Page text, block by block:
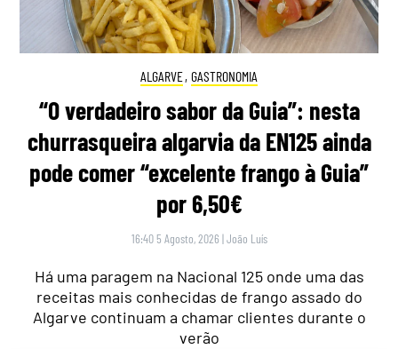
ALGARVE, GASTRONOMIA
“O verdadeiro sabor da Guia”: nesta
churrasqueira algarvia da EN125 ainda
pode comer “excelente frango à Guia”
por 6,50€
16:40 5 Agosto, 2026 |João Luís
Há uma paragem na Nacional 125 onde uma das
receitas mais conhecidas de frango assado do
Algarve continuam a chamar clientes durante o
verão